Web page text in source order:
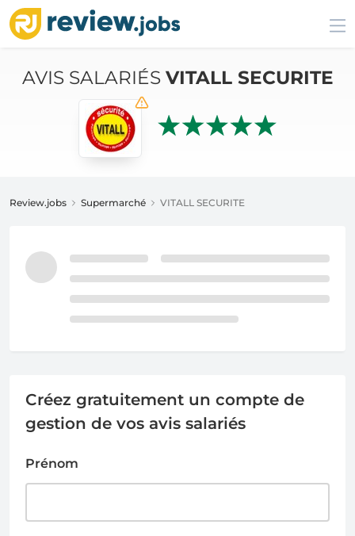
AVIS SALARIÉS VITALL SECURITE
Review.jobs Supermarché VITALL SECURITE
Créez gratuitement un compte de
gestion de vos avis salariés
Prénom